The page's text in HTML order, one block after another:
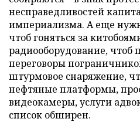
несправедливостей
империализма. А еще
чтоб гоняться за
радиооборудование, чтоб
переговоры
штурмовое снаряжение,
нефтяные платформы,
видеокамеры, услуги
список обширен.